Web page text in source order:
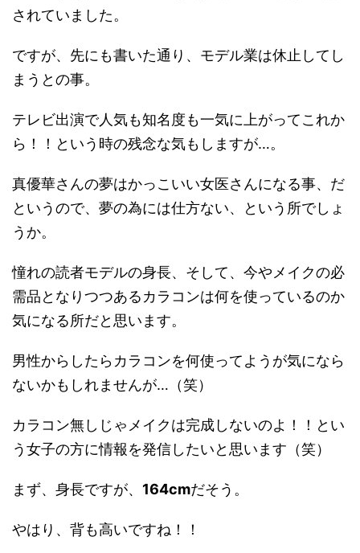
されていました。
ですが、先にも書いた通り、モデル業は休止してし
まうとの事。
テレビ出演で人気も知名度も一気に上がってこれか
ら！！という時の残念な気もしますが…。
真優華さんの夢はかっこいい女医さんになる事、だ
というので、夢の為には仕方ない、という所でしょ
うか。
憧れの読者モデルの身長、そして、今やメイクの必
需品となりつつあるカラコンは何を使っているのか
気になる所だと思います。
男性からしたらカラコンを何使ってようが気になら
ないかもしれませんが…（笑）
カラコン無しじゃメイクは完成しないのよ！！とい
う女子の方に情報を発信したいと思います（笑）
まず、身長ですが、 164cmだそう。
やはり、背も高いですね！！